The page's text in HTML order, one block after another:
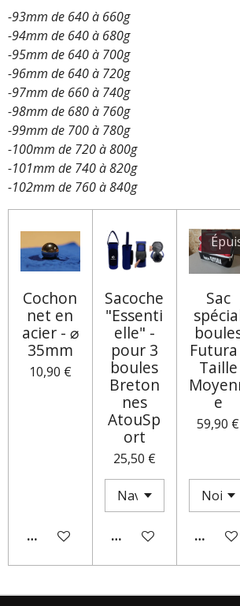
-93mm de 640 à 660g
-94mm de 640 à 680g
-95mm de 640 à 700g
-96mm de 640 à 720g
-97mm de 660 à 740g
-98mm de 680 à 760g
-99mm de 700 à 780g
-100mm de 720 à 800g
-101mm de 740 à 820g
-102mm de 760 à 840g
Cochon
net en
acier - ⌀
35mm
10,90 €
AJOUTER AU PANIER
Sacoche
"Essenti
elle" -
pour 3
boules
Breton
nes
AtouSp
ort
25,50 €
AJOUTER AU PANIER
Sac
Taille
e
59,90 €